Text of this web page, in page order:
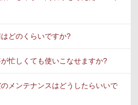
どのくらいですか?
忙しくても使いこなせますか?
メンテナンスはどうしたらいいで